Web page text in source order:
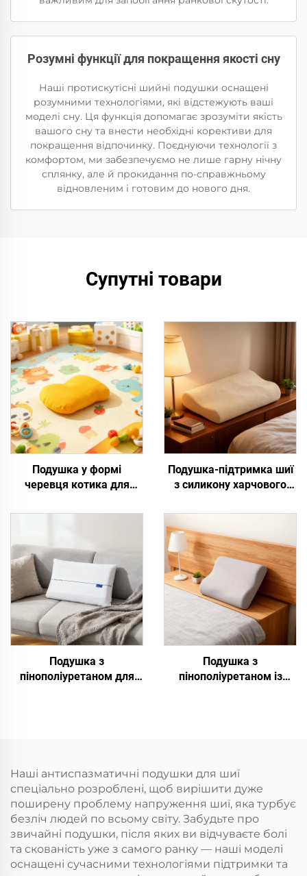
Розумні функції для покращення якості сну
Наші протискутісні шийні подушки оснащені
розумними технологіями, які відстежують ваші
моделі сну. Ця функція допомагає зрозуміти якість
вашого сну та внести необхідні корективи для
покращення відпочинку. Поєднуючи технології з
комфортом, ми забезпечуємо не лише гарну нічну
сплянку, але й прокидання по-справжньому
відновленим і готовим до нового дня.
Супутні товари
Подушка у формі
черевця котика для
Подушка-підтримка шиї
з силикону харчового
Подушка з
пінополіуретаном для
Подушка з
пінополіуретаном із
Наші антиспазматичні подушки для шиї
спеціально розроблені, щоб вирішити дуже
поширену проблему напруження шиї, яка турбує
безліч людей по всьому світу. Забудьте про
звичайні подушки, після яких ви відчуваєте болі
та скованість уже з самого ранку — наші моделі
оснащені сучасними технологіями підтримки та